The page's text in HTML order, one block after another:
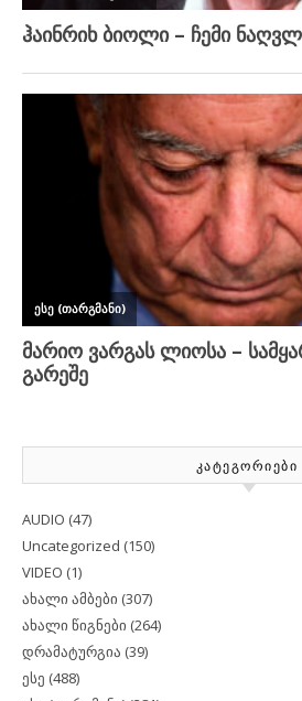
ᲙᲐᲢᲔᲒᲝᲠᲘᲔᲑᲘ
AUDIO (47)
Uncategorized (150)
VIDEO (1)
ახალი ამბები (307)
ახალი წიგნები (264)
დრამატურგია (39)
ესე (488)